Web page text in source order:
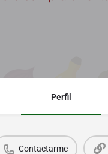
Perfil
Contactarme